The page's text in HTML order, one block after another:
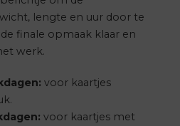
lengte en uur door te
finale opmaak klaar en
werk.
voor kaartjes
voor kaartjes met